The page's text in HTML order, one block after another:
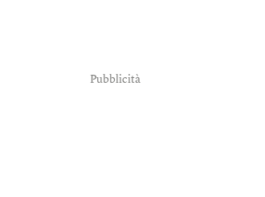
Pubblicità